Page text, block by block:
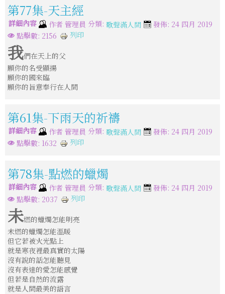
第77集-天主經
詳細內容 作者 管理員 分類: 歌聲滿人間
發佈: 24 四月 2019
點擊數: 2156
列印
我們在天上的父
願你的名受顯揚
願你的國來臨
願你的旨意奉行在人間
第61集-下雨天的祈禱
詳細內容 作者 管理員 分類: 歌聲滿人間
發佈: 24 四月 2019
點擊數: 1632
列印
第78集-點燃的蠟燭
詳細內容 作者 管理員 分類: 歌聲滿人間
發佈: 24 四月 2019
點擊數: 2037
列印
未燃的蠟燭怎能明亮
未燃的蠟燭怎能溫暖
但它若被火光點上
就是寒夜裡最真實的太陽
沒有說的話怎能聽見
沒有表達的愛怎能感覺
但若是自然的流露
就是人間最美的語言